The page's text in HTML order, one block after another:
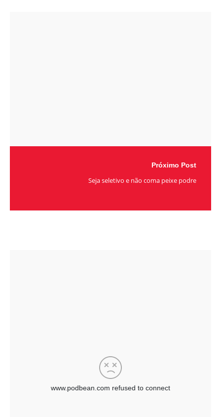
Próximo Post
Seja seletivo e não coma peixe podre